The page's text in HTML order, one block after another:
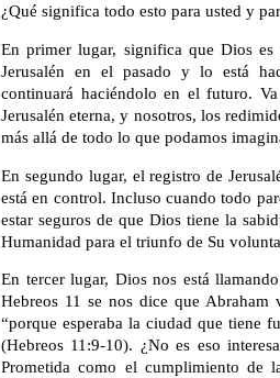
¿Qué significa todo esto para usted y
En primer lugar, significa que Dios
Jerusalén en el pasado y lo está
continuará haciéndolo en el futuro.
Jerusalén eterna, y nosotros, los
más allá de todo lo que podamos
En segundo lugar, el registro de
está en control. Incluso cuando todo
estar seguros de que Dios tiene la
Humanidad para el triunfo de Su
En tercer lugar, Dios nos está
Hebreos 11 se nos dice que
“porque esperaba la ciudad que tiene
(Hebreos 11:9-10). ¿No es eso
Prometida como el cumplimiento de